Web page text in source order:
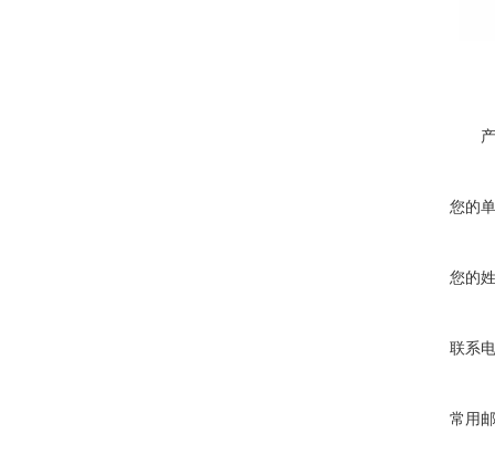
您的
您的
联系
常用